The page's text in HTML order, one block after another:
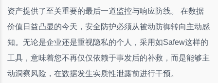
资产提供了至关重要的最后一道监控与响应防线。 在数据
价值日益凸显的今天，安全防护必须从被动防御转向主动感
知。无论是企业还是重视隐私的个人，采用如Safew这样的
工具，意味着您不再仅仅依赖于事发后的补救，而是能够主
动洞察风险，在数据发生实质性泄露前进行干预。